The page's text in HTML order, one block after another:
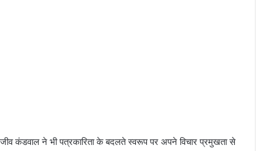
कंडवाल ने भी पत्रकारिता के बदलते स्वरूप पर अपने विचार प्रमुखता से